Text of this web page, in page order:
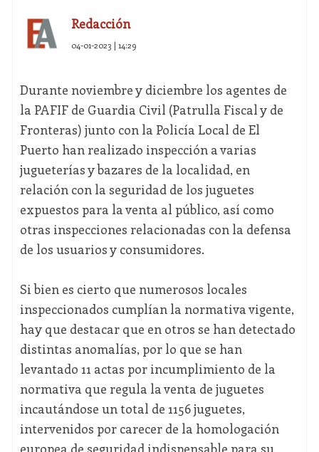
Redacción
04-01-2023 | 14:29
Durante noviembre y diciembre los agentes de
la PAFIF de Guardia Civil (Patrulla Fiscal y de
Fronteras) junto con la Policía Local de El
Puerto han realizado inspección a varias
jugueterías y bazares de la localidad, en
relación con la seguridad de los juguetes
expuestos para la venta al público, así como
otras inspecciones relacionadas con la defensa
de los usuarios y consumidores.
Si bien es cierto que numerosos locales
inspeccionados cumplían la normativa vigente,
hay que destacar que en otros se han detectado
distintas anomalías, por lo que se han
levantado 11 actas por incumplimiento de la
normativa que regula la venta de juguetes
incautándose un total de 1156 juguetes,
intervenidos por carecer de la homologación
europea de seguridad indispensable para su